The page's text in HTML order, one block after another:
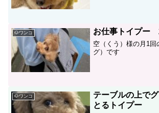
🐶ワンコ お仕事トイプー
空（くう）様の月1回
グ）です
🐶ワンコ
テーブルの上で
とるトイプー